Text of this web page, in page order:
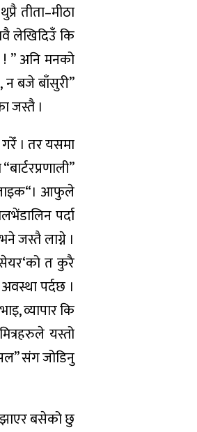
थुप्रैतीता–मीठा
लेखिदिउँकि
! ”अनिमनको
,नबजेबाँसुरी”
जस्तै ।
गरेँ । तरयसमा
“बार्टरप्रणाली”
“। आफुले
लिनपर्दा
भनेजस्तैलाग्ने ।
‘कोतकुरै
अवस्थापर्दछ ।
भाइ,व्यापारकि
मित्रहरुले यस्तो
”संगजोडिनु
बसेकोछु